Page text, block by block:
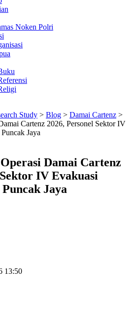
Noken Polri
Study > Blog > Damai Cartenz >
Cartenz 2026, Personel Sektor IV
Jaya
Damai Cartenz
IV Evakuasi
Jaya
13:50